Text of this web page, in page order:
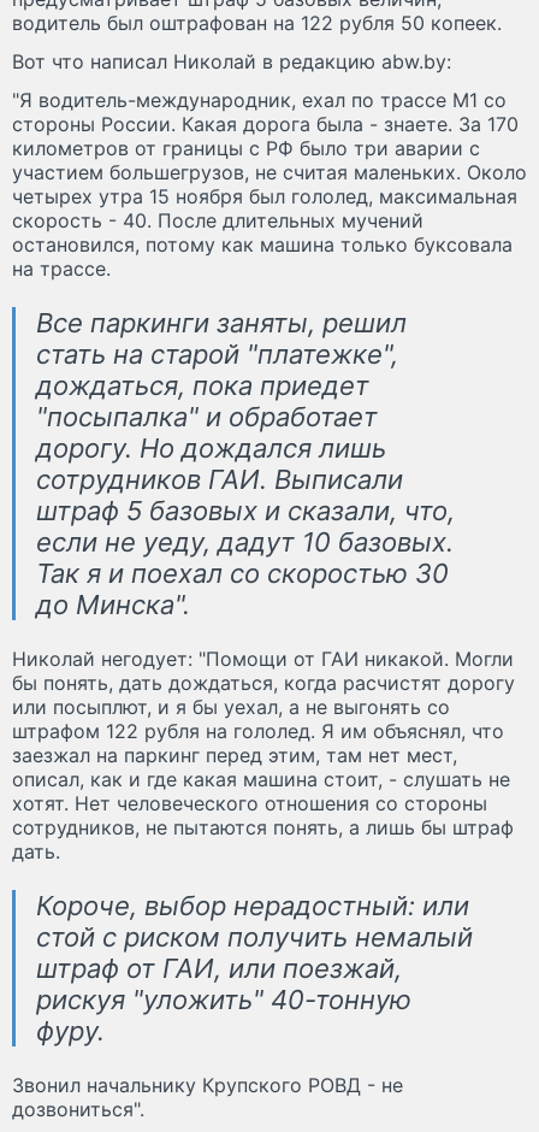
водитель был оштрафован на 122 рубля 50 копеек.
Вот что написал Николай в редакцию аbw.by:
"Я водитель-международник, ехал по трассе М1 со
стороны России. Какая дорога была - знаете. За 170
километров от границы с РФ было три аварии с
участием большегрузов, не считая маленьких. Около
четырех утра 15 ноября был гололед, максимальная
скорость - 40. После длительных мучений
остановился, потому как машина только буксовала
на трассе.
Все паркинги заняты, решил
стать на старой "платежке",
дождаться, пока приедет
"посыпалка" и обработает
дорогу. Но дождался лишь
сотрудников ГАИ. Выписали
штраф 5 базовых и сказали, что,
если не уеду, дадут 10 базовых.
Так я и поехал со скоростью 30
до Минска".
Николай негодует: "Помощи от ГАИ никакой. Могли
бы понять, дать дождаться, когда расчистят дорогу
или посыплют, и я бы уехал, а не выгонять со
штрафом 122 рубля на гололед. Я им объяснял, что
заезжал на паркинг перед этим, там нет мест,
описал, как и где какая машина стоит, - слушать не
хотят. Нет человеческого отношения со стороны
сотрудников, не пытаются понять, а лишь бы штраф
дать.
Короче, выбор нерадостный: или
стой с риском получить немалый
штраф от ГАИ, или поезжай,
рискуя "уложить" 40-тонную
фуру.
Звонил начальнику Крупского РОВД - не
дозвониться".